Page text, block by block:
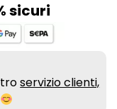
sicuri
servizio clienti,